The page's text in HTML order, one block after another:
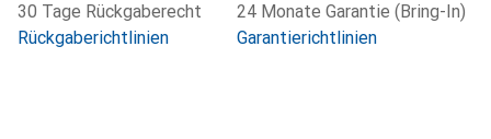
30 Tage Rückgaberecht
Rückgaberichtlinien
24 Monate Garantie (Bring-In)
Garantierichtlinien